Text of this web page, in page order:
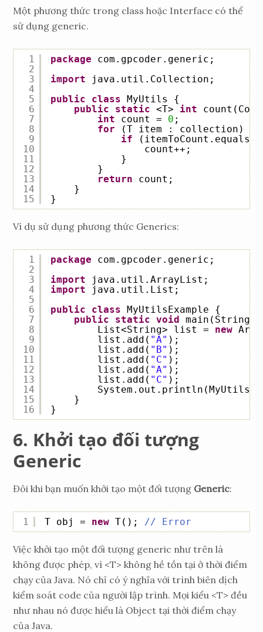
Một phương thức trong class hoặc Interface có thể
sử dụng generic.
1
2
3
4
5
6
7
8
9
10
11
12
13
14
15
package
com.gpcoder.generic;
import
java.util.Collection;
public
class MyUtils {
public
static <T> int
int
count = 0 ;
for
(T item : collection) {
if
count++;
}
}
return
count;
}
}
Ví dụ sử dụng phương thức Generics:
1
2
3
4
5
6
7
8
9
10
11
12
13
14
15
16
package
com.gpcoder.generic;
import
java.util.ArrayList;
import
java.util.List;
public
class MyUtilsExample {
public
static void
List<String> list = new
list.add( "A" );
list.add( "B" );
list.add( "C" );
list.add( "A" );
list.add( "C" );
}
}
Khởi tạo đối tượng
Generic
Đôi khi bạn muốn khởi tạo một đối tượng Generic:
1 T obj = new T(); // Error
Việc khởi tạo một đối tượng generic như trên là
không được phép, vì <T> không hề tồn tại ở thời điểm
chạy của Java. Nó chỉ có ý nghĩa với trình biên dịch
kiểm soát code của người lập trình. Mọi kiểu <T> đều
như nhau nó được hiểu là Object tại thời điểm chạy
của Java.